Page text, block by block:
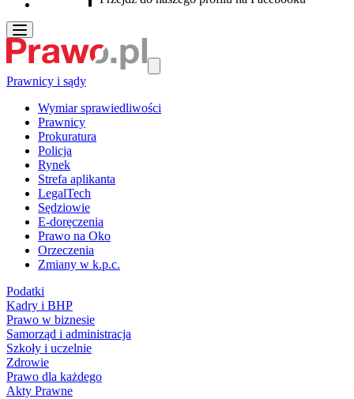
Facebook - otwiera się w nowej karcie
Prawnicy i sądy
Wymiar sprawiedliwości
Prawnicy
Prokuratura
Policja
Rynek
Strefa aplikanta
LegalTech
Sędziowie
E-doręczenia
Prawo na Oko
Orzeczenia
Zmiany w k.p.c.
Podatki
Kadry i BHP
Prawo w biznesie
Samorząd i administracja
Szkoły i uczelnie
Zdrowie
Prawo dla każdego
Akty Prawne